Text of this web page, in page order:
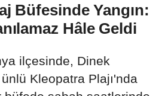
Büfesinde Yangın:
Hâle Geldi
ilçesinde, Dinek
Kleopatra Plajı'nda